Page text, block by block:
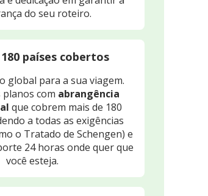
do seu roteiro.
países cobertos
global para a sua viagem.
com abrangência
que cobrem mais de 180
a todas as exigências
o Tratado de Schengen) e
24 horas onde quer que
você esteja.